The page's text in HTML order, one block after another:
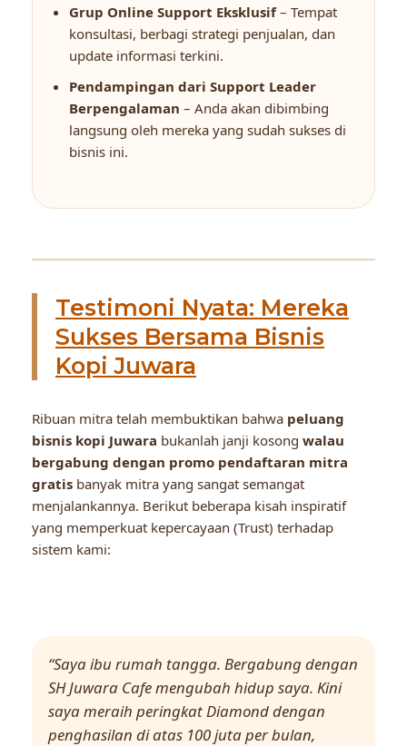
Grup Online Support Eksklusif– Tempat
konsultasi, berbagi strategi penjualan, dan
update informasi terkini.
Pendampingan dari Support Leader
Berpengalaman – Anda akan dibimbing
langsung oleh mereka yang sudah sukses di
bisnis ini.
Testimoni Nyata: Mereka
Sukses Bersama Bisnis
Kopi Juwara
Ribuan mitra telah membuktikan bahwa peluang
bisnis kopi Juwara bukanlah janji kosong walau
bergabung dengan promo pendaftaran mitra
gratis banyak mitra yang sangat semangat
menjalankannya. Berikut beberapa kisah inspiratif
yang memperkuat kepercayaan (Trust) terhadap
sistem kami:
“Saya ibu rumah tangga. Bergabung dengan
SH Juwara Cafe mengubah hidup saya. Kini
saya meraih peringkat Diamond dengan
penghasilan di atas 100 juta per bulan,